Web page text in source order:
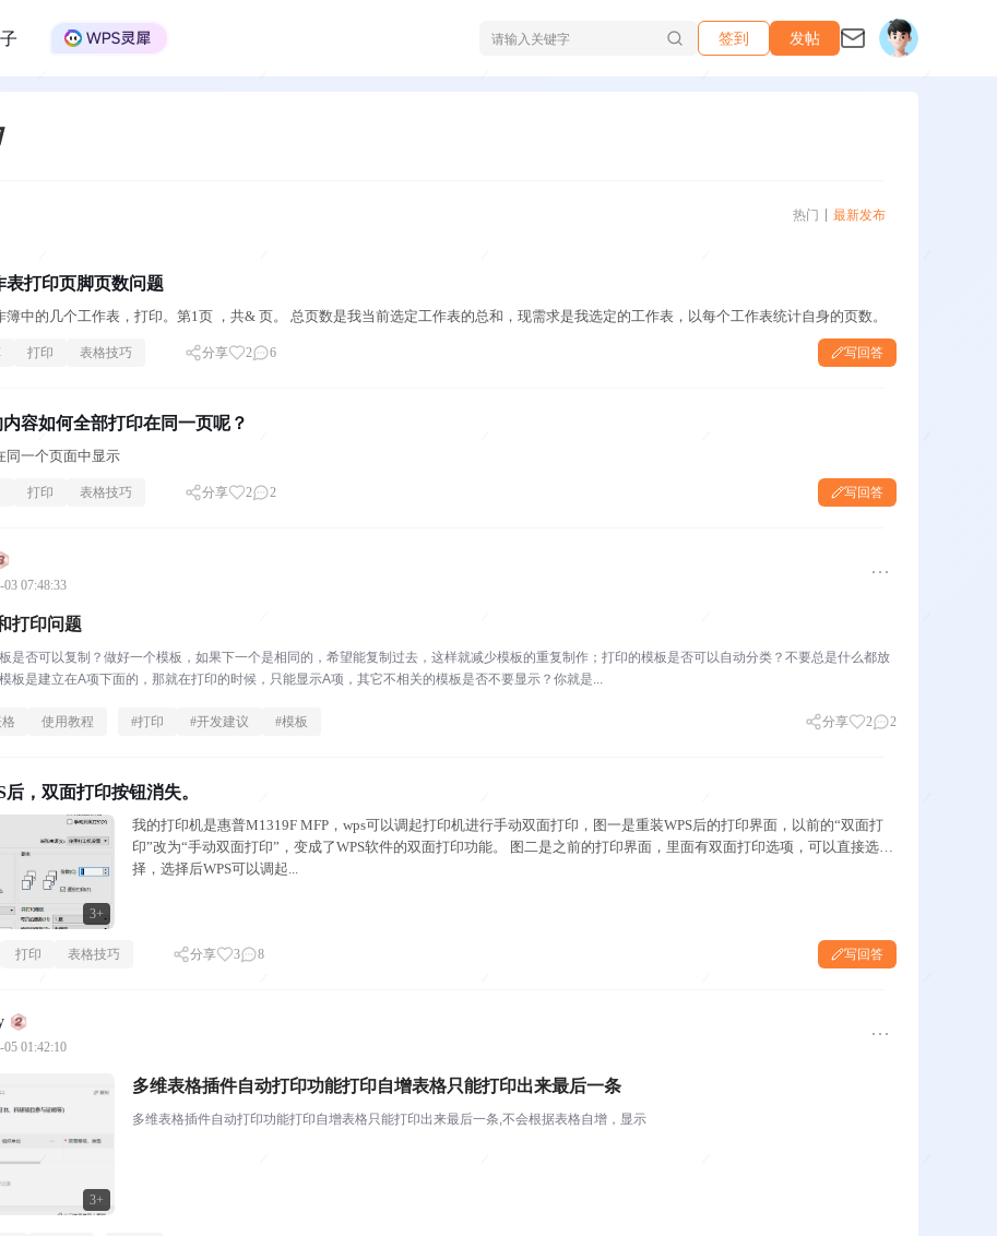
签到 发帖
热门 最新发布
表打印页脚页数问题
簿中的几个工作表，打印。第1页 ，共& 页。 总页数是我当前选定工作表的总和，现需求是我选定的工作表，以每个工作表统计自身的页数。
打印 表格技巧 分享 2 6 写回答
容如何全部打印在同一页呢？
同一个页面中显示
打印 表格技巧 分享 2 2 写回答
03 07:48:33
打印问题
是否可以复制？做好一个模板，如果下一个是相同的，希望能复制过去，这样就减少模板的重复制作；打印的模板是否可以自动分类？不要总是什么都放
板是建立在A项下面的，那就在打印的时候，只能显示A项，其它不相关的模板是否不要显示？你就是...
使用教程 #打印 #开发建议 #模板 分享 2 2
后，双面打印按钮消失。
3+
我的打印机是惠普M1319F MFP，wps可以调起打印机进行手动双面打印，图一是重装WPS后的打印界面，以前的“双面打
印”改为“手动双面打印”，变成了WPS软件的双面打印功能。 图二是之前的打印界面，里面有双面打印选项，可以直接选
择，选择后WPS可以调起...
打印 表格技巧 分享 3 8 写回答
05 01:42:10
3+
多维表格插件自动打印功能打印自增表格只能打印出来最后一条
多维表格插件自动打印功能打印自增表格只能打印出来最后一条,不会根据表格自增，显示